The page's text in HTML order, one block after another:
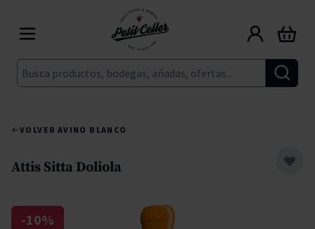
Buscar
Carrito
VOLVER AVINO BLANCO
Attis Sitta Doliola
-10%